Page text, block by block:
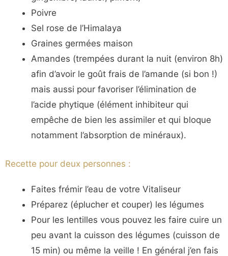
Poivre
Sel rose de l’Himalaya
Graines germées maison
Amandes (trempées durant la nuit (environ 8h)
afin d’avoir le goût frais de l’amande (si bon !)
mais aussi pour favoriser l’élimination de
l’acide phytique (élément inhibiteur qui
empêche de bien les assimiler et qui bloque
notamment l’absorption de minéraux).
Recette pour deux personnes :
Faites frémir l’eau de votre Vitaliseur
Préparez (éplucher et couper) les légumes
Pour les lentilles vous pouvez les faire cuire un
peu avant la cuisson des légumes (cuisson de
15 min) ou même la veille ! En général j’en fais